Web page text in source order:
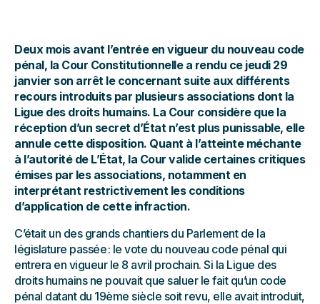
Deux mois avant l’entrée en vigueur du nouveau code
pénal, la Cour Constitutionnelle a rendu ce jeudi 29
janvier son arrêt le concernant suite aux différents
recours introduits par plusieurs associations dont la
Ligue des droits humains. La Cour considère que la
réception d’un secret d’État n’est plus punissable, elle
annule cette disposition. Quant à l’atteinte méchante
à l’autorité de L’État, la Cour valide certaines critiques
émises par les associations, notamment en
interprétant restrictivement les conditions
d’application de cette infraction.
C’était un des grands chantiers du Parlement de la
législature passée : le vote du nouveau code pénal qui
entrera en vigueur le 8 avril prochain. Si la Ligue des
droits humains ne pouvait que saluer le fait qu’un code
pénal datant du 19ème siècle soit revu, elle avait introduit,